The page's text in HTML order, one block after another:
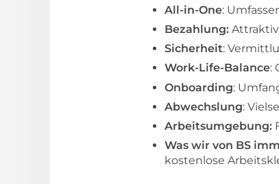
All-in-One:
Bezahlung:
Sicherheit:
Work-Life-Balance:
Onboarding:
Abwechslung:
Arbeitsumgebung:
Was wir von BS
kostenlose